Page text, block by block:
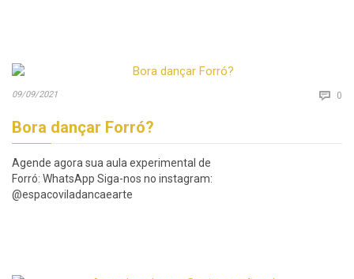
09/09/2021  0
Bora dançar Forró?
Agende agora sua aula experimental de
Forró: WhatsApp Siga-nos no instagram:
@espacoviladancaearte